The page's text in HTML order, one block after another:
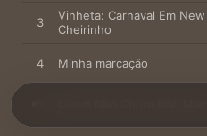
3
Vinheta: Carnaval Em
Cheirinho
4 Minha marcação